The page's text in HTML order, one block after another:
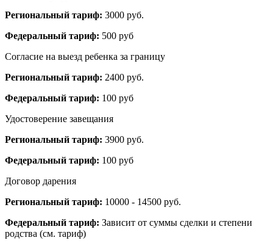
Региональный тариф: 3000 руб.
Федеральный тариф: 500 руб
Согласие на выезд ребенка за границу
Региональный тариф: 2400 руб.
Федеральный тариф: 100 руб
Удостоверение завещания
Региональный тариф: 3900 руб.
Федеральный тариф: 100 руб
Договор дарения
Региональный тариф: 10000 - 14500 руб.
Федеральный тариф: Зависит от суммы сделки и степени
родства (см. тариф)